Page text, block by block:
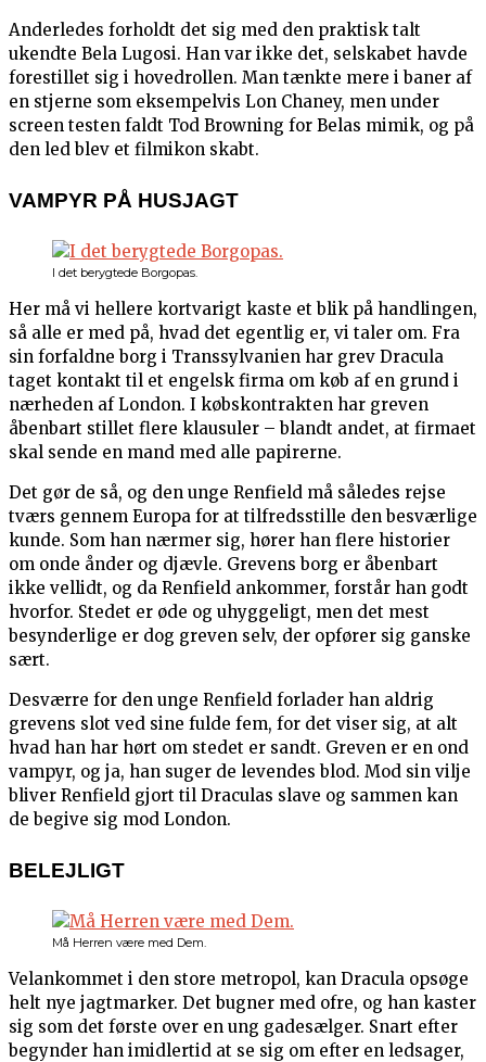
Anderledes forholdt det sig med den praktisk talt
ukendte Bela Lugosi. Han var ikke det, selskabet havde
forestillet sig i hovedrollen. Man tænkte mere i baner af
en stjerne som eksempelvis Lon Chaney, men under
screen testen faldt Tod Browning for Belas mimik, og på
den led blev et filmikon skabt.
VAMPYR PÅ HUSJAGT
I det berygtede Borgopas.
Her må vi hellere kortvarigt kaste et blik på handlingen,
så alle er med på, hvad det egentlig er, vi taler om. Fra
sin forfaldne borg i Transsylvanien har grev Dracula
taget kontakt til et engelsk firma om køb af en grund i
nærheden af London. I købskontrakten har greven
åbenbart stillet flere klausuler – blandt andet, at firmaet
skal sende en mand med alle papirerne.
Det gør de så, og den unge Renfield må således rejse
tværs gennem Europa for at tilfredsstille den besværlige
kunde. Som han nærmer sig, hører han flere historier
om onde ånder og djævle. Grevens borg er åbenbart
ikke vellidt, og da Renfield ankommer, forstår han godt
hvorfor. Stedet er øde og uhyggeligt, men det mest
besynderlige er dog greven selv, der opfører sig ganske
sært.
Desværre for den unge Renfield forlader han aldrig
grevens slot ved sine fulde fem, for det viser sig, at alt
hvad han har hørt om stedet er sandt. Greven er en ond
vampyr, og ja, han suger de levendes blod. Mod sin vilje
bliver Renfield gjort til Draculas slave og sammen kan
de begive sig mod London.
BELEJLIGT
Må Herren være med Dem.
Velankommet i den store metropol, kan Dracula opsøge
helt nye jagtmarker. Det bugner med ofre, og han kaster
sig som det første over en ung gadesælger. Snart efter
begynder han imidlertid at se sig om efter en ledsager,